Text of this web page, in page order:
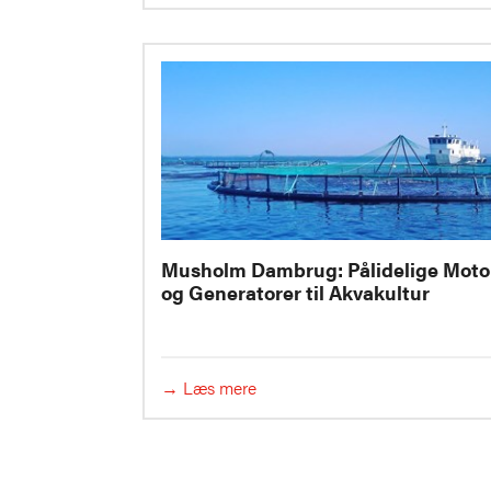
Musholm Dambrug: Pålidelige
og Generatorer til Akvakultur
→ Læs mere